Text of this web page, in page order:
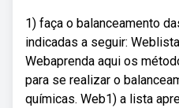
1) faça o balanceamento
indicadas a seguir:
Webaprenda aqui os
para se realizar o
químicas. Web1) a lista